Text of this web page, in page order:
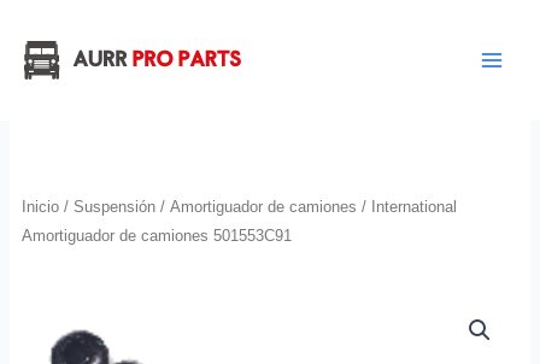
contenido
Inicio/ Suspensión/ Amortiguador de camiones / International
Amortiguador de camiones 501553C91